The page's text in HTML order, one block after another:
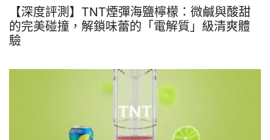
【深度評測】TNT煙彈海鹽檸檬：微鹹與酸甜
的完美碰撞，解鎖味蕾的「電解質」級清爽體
驗